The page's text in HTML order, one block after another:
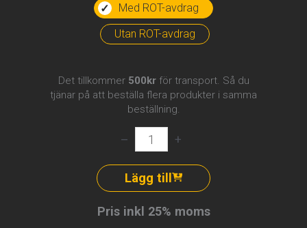
Med ROT-avdrag
Utan ROT-avdrag
Det tillkommer 500krför transport. Så du
tjänar på att beställa flera produkter i samma
beställning.
–
Elektriker
–
1
timme
på
plats
mängd
+
Lägg till
Pris inkl 25% moms